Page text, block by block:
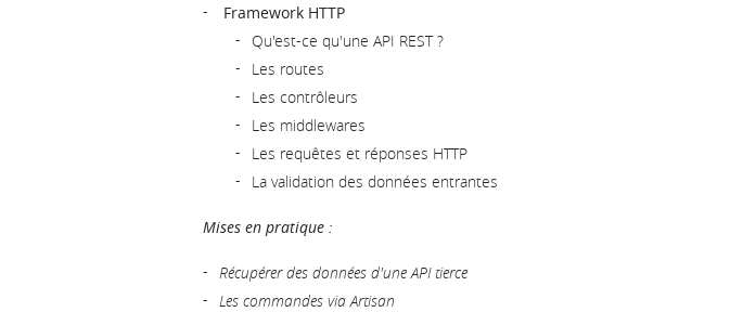
Framework HTTP
Qu'est-ce qu'une API REST ?
Les routes
Les contrôleurs
Les middlewares
Les requêtes et réponses HTTP
La validation des données entrantes
Mises en pratique :
Récupérer des données d'une API tierce
Les commandes via Artisan